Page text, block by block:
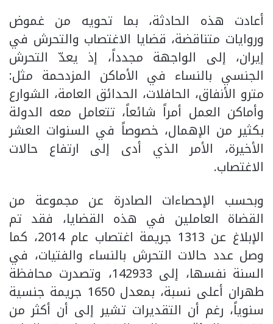
أعادت هذه الحادثة، بما تحويه من غموض
وروايات متناقضة، قضايا الاغتصاب والتحرش في
إيران، إلى الواجهة مجدداً، إذ يعدّ التحرش
الجنسي بالنساء في الأماكن المزدحمة مثل:
مترو الأنفاق، الحافلات، الحدائق العامة، الشوارع
وأماكن العمل أمراً شائعاً، تتعامل معه الدولة
بكثير من الإهمال، خصوصاً في السنوات العشر
الأخيرة، الأمر الذي أدى إلى ارتفاع حالات
الاغتصاب.
وبحسب الإحصاءات الصادرة عن مجموعة من
القضاة العاملين في هذه القضايا، فقد تم
الإبلاغ عن 1313 جريمة اغتصاب عام 2014، كما
وصل عدد حالات التحرش بالنساء والفتيات، في
السنة نفسها، إلى 142933، وتصدرت محافظة
طهران أعلى نسبة، بمعدل 1650 جريمة جنسية
سنوياً، رغم أن التقديرات تشير إلى أن أكثر من